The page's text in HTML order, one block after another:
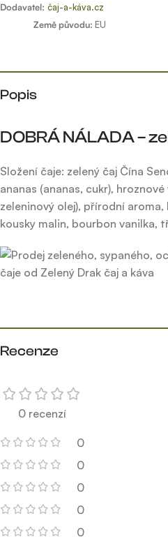
Dodavatel: čaj-a-káva.cz
Země původu: EU
Popis
DOBRÁ NÁLADA –
Složení čaje: zelený čaj Čína
ananas (ananas, cukr),
zeleninový olej), přírodní
kousky malin, bourbon vanilka,
Recenze
0 recenzí
0
0
0
0
0